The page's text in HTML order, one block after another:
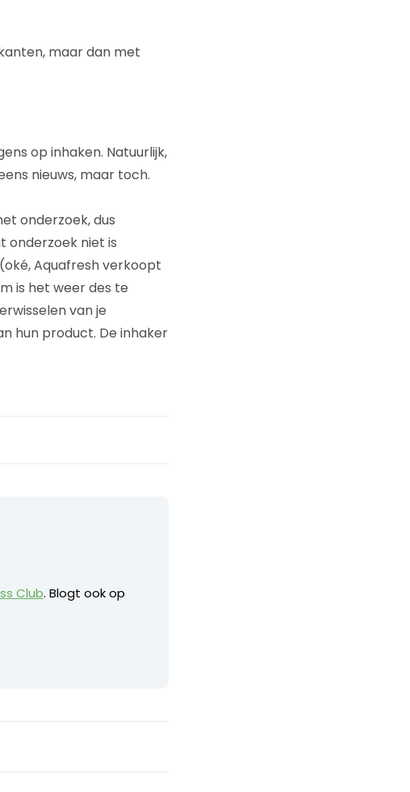
maar dan met
op inhaken. Natuurlijk,
nieuws, maar toch.
onderzoek, dus
onderzoek niet is
Aquafresh verkoopt
is het weer des te
van je
hun product. De inhaker
Club. Blogt ook op